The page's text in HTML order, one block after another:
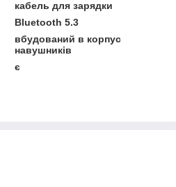
кабель для зарядки
Bluetooth 5.3
вбудований в корпус
навушників
є